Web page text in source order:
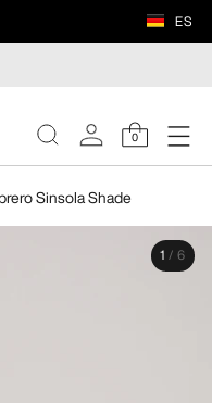
ES
0
Sinsola Shade
1 / 6